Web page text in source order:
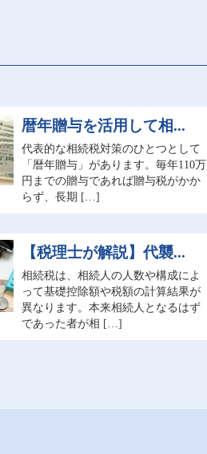
暦年贈与を活用して相...
代表的な相続税対策のひとつとして
「暦年贈与」があります。毎年110万
円までの贈与であれば贈与税がかか
らず、長期 […]
【税理士が解説】代襲...
相続税は、相続人の人数や構成によ
って基礎控除額や税額の計算結果が
異なります。本来相続人となるはず
であった者が相 […]